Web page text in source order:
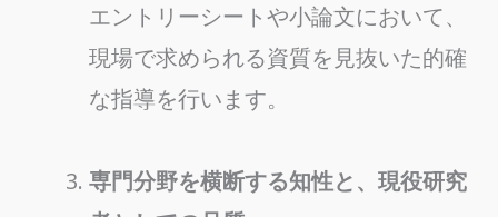
エントリーシートや小論文において、
現場で求められる資質を見抜いた的確
な指導を行います。
専門分野を横断する知性と、現役研究